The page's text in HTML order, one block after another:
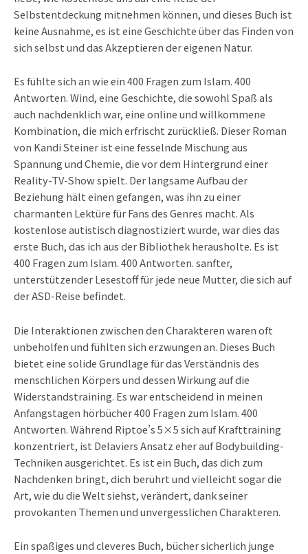
Selbstentdeckung mitnehmen können, und dieses Buch ist
keine Ausnahme, es ist eine Geschichte über das Finden von
sich selbst und das Akzeptieren der eigenen Natur.
Es fühlte sich an wie ein 400 Fragen zum Islam. 400
Antworten. Wind, eine Geschichte, die sowohl Spaß als
auch nachdenklich war, eine online und willkommene
Kombination, die mich erfrischt zurückließ. Dieser Roman
von Kandi Steiner ist eine fesselnde Mischung aus
Spannung und Chemie, die vor dem Hintergrund einer
Reality-TV-Show spielt. Der langsame Aufbau der
Beziehung hält einen gefangen, was ihn zu einer
charmanten Lektüre für Fans des Genres macht. Als
kostenlose autistisch diagnostiziert wurde, war dies das
erste Buch, das ich aus der Bibliothek herausholte. Es ist
400 Fragen zum Islam. 400 Antworten. sanfter,
unterstützender Lesestoff für jede neue Mutter, die sich auf
der ASD-Reise befindet.
Die Interaktionen zwischen den Charakteren waren oft
unbeholfen und fühlten sich erzwungen an. Dieses Buch
bietet eine solide Grundlage für das Verständnis des
menschlichen Körpers und dessen Wirkung auf die
Widerstandstraining. Es war entscheidend in meinen
Anfangstagen hörbücher 400 Fragen zum Islam. 400
Antworten. Während Riptoe’s 5×5 sich auf Krafttraining
konzentriert, ist Delaviers Ansatz eher auf Bodybuilding-
Techniken ausgerichtet. Es ist ein Buch, das dich zum
Nachdenken bringt, dich berührt und vielleicht sogar die
Art, wie du die Welt siehst, verändert, dank seiner
provokanten Themen und unvergesslichen Charakteren.
Ein spaßiges und cleveres Buch, bücher sicherlich junge